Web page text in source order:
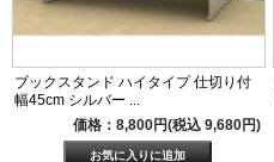
ブックスタンド ハイタイプ 仕切り付
幅45cm シルバー ...
価格：8,800円(税込 9,680円)